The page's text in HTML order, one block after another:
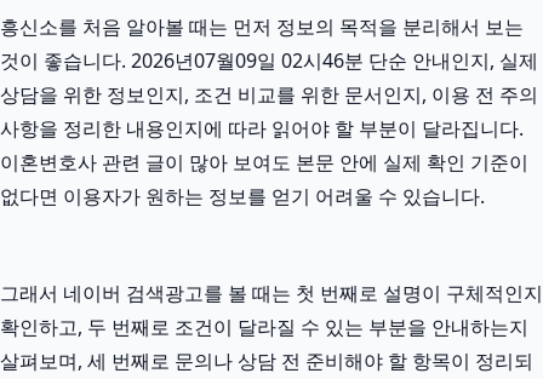
흥신소를 처음 알아볼 때는 먼저 정보의 목적을 분리해서 보는
것이 좋습니다. 2026년07월09일 02시46분 단순 안내인지, 실제
상담을 위한 정보인지, 조건 비교를 위한 문서인지, 이용 전 주의
사항을 정리한 내용인지에 따라 읽어야 할 부분이 달라집니다.
이혼변호사 관련 글이 많아 보여도 본문 안에 실제 확인 기준이
없다면 이용자가 원하는 정보를 얻기 어려울 수 있습니다.
그래서 네이버 검색광고를 볼 때는 첫 번째로 설명이 구체적인지
확인하고, 두 번째로 조건이 달라질 수 있는 부분을 안내하는지
살펴보며, 세 번째로 문의나 상담 전 준비해야 할 항목이 정리되